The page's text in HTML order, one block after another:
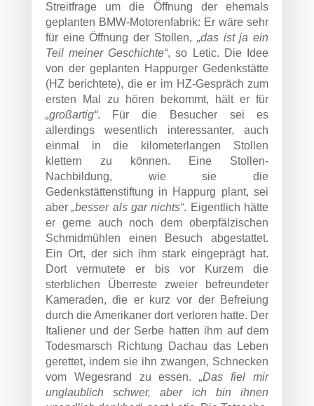
Streitfrage um die Öffnung der ehemals
geplanten BMW-Motorenfabrik: Er wäre sehr
für eine Öffnung der Stollen, „das ist ja ein
Teil meiner Geschichte“, so Letic. Die Idee
von der geplanten Happurger Gedenkstätte
(HZ berichtete), die er im HZ-Gespräch zum
ersten Mal zu hören bekommt, hält er für
„großartig“. Für die Besucher sei es
allerdings wesentlich interessanter, auch
einmal in die kilometerlangen Stollen
klettern zu können. Eine Stollen-
Nachbildung, wie sie die
Gedenkstättenstiftung in Happurg plant, sei
aber„besser als gar nichts“. Eigentlich hätte
er gerne auch noch dem oberpfälzischen
Schmidmühlen einen Besuch abgestattet.
Ein Ort, der sich ihm stark eingeprägt hat.
Dort vermutete er bis vor Kurzem die
sterblichen Überreste zweier befreundeter
Kameraden, die er kurz vor der Befreiung
durch die Amerikaner dort verloren hatte. Der
Italiener und der Serbe hatten ihm auf dem
Todesmarsch Richtung Dachau das Leben
gerettet, indem sie ihn zwangen, Schnecken
vom Wegesrand zu essen.„Das fiel mir
unglaublich schwer, aber ich bin ihnen